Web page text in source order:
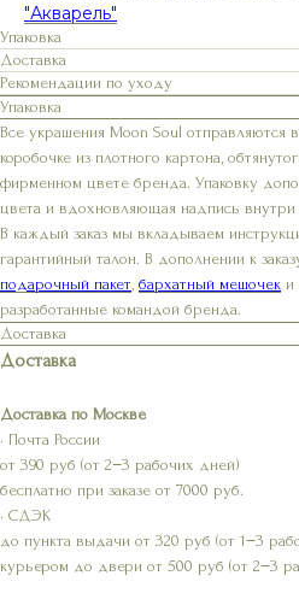
"Акварель"
Упаковка
Доставка
Рекомендации по уходу
Упаковка
Все украшения Moon Soul отправляются
коробочке из плотного картона,
фирменном цвете бренда. Упаковку
цвета и вдохновляющая надпись внутри
В каждый заказ мы вкладываем
гарантийный талон. В дополнении к
подарочный пакет бархатный мешочек и
разработанные командой бренда.
Доставка
Доставка
Доставка по Москве
• Почта России
от 390 руб (от 2−3 рабочих дней)
бесплатно при заказе от 7000 руб.
• СДЭК
до пункта выдачи от 320 руб (от 1−3
курьером до двери от 500 руб (от 2−3